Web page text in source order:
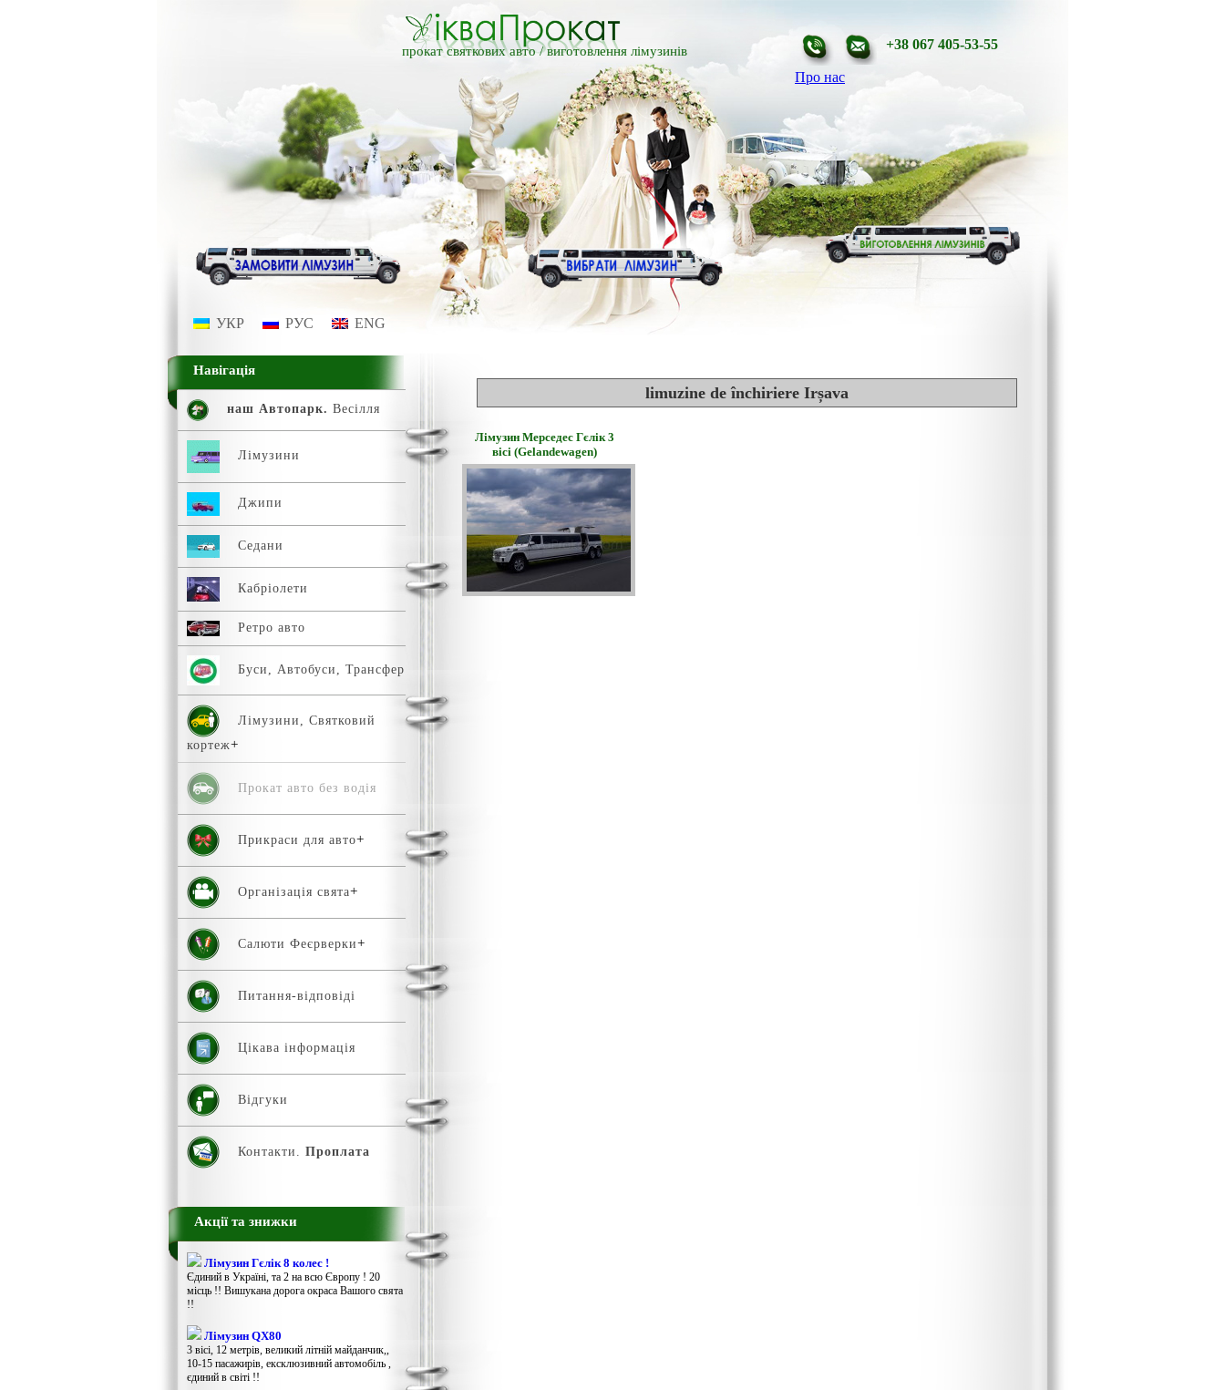
прокат святкових авто /виготовлення лімузинів
Про нас
+38 067 405-53-55
УКР РУС ENG
Навігація
наш Автопарк. Весілля
Лімузини
Джипи
Седани
Кабріолети
Ретро авто
Буси, Автобуси, Трансфер
Лімузини, Святковий
кортеж
Прокат авто без водія
Прикраси для авто
Організація свята
Салюти Феєрверки
Питання-відповіді
Цікава інформація
Відгуки
Контакти. Проплата
Акції та знижки
Лімузин Гєлік 8 колес !
Єдиний в Україні, та 2 на всю Європу ! 20
місць !! Вишукана дорога окраса Вашого свята
!!
Лімузин QX80
3 вісі, 12 метрів, великий літній майданчик,,
10-15 пасажирів, ексклюзивний автомобіль ,
єдиний в світі !!
limuzine de închiriere Irșava
Лімузин Мерседес Гєлік 3
вісі (Gelandewagen)